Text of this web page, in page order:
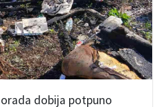
dobija potpuno